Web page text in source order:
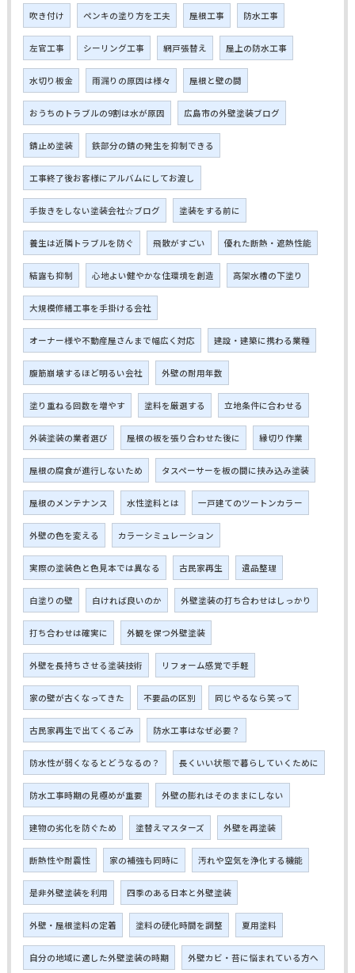
吹き付け ペンキの塗り方を工夫 屋根工事 防水工事
左官工事 シーリング工事 網戸張替え 屋上の防水工事
水切り板金 雨漏りの原因は様々 屋根と壁の間
おうちのトラブルの9割は水が原因 広島市の外壁塗装ブログ
錆止め塗装 鉄部分の錆の発生を抑制できる
工事終了後お客様にアルバムにしてお渡し
手抜きをしない塗装会社☆ブログ 塗装をする前に
養生は近隣トラブルを防ぐ 飛散がすごい 優れた断熱・遮熱性能
結露も抑制 心地よい健やかな住環境を創造 高架水槽の下塗り
大規模修繕工事を手掛ける会社
オーナー様や不動産屋さんまで幅広く対応 建設・建築に携わる業種
腹筋崩壊するほど明るい会社 外壁の耐用年数
塗り重ねる回数を増やす 塗料を厳選する 立地条件に合わせる
外装塗装の業者選び 屋根の板を張り合わせた後に 縁切り作業
屋根の腐食が進行しないため タスペーサーを板の間に挟み込み塗装
屋根のメンテナンス 水性塗料とは 一戸建てのツートンカラー
外壁の色を変える カラーシミュレーション
実際の塗装色と色見本では異なる 古民家再生 遺品整理
白塗りの壁 白ければ良いのか 外壁塗装の打ち合わせはしっかり
打ち合わせは確実に 外観を保つ外壁塗装
外壁を長持ちさせる塗装技術 リフォーム感覚で手軽
家の壁が古くなってきた 不要品の区別 同じやるなら笑って
古民家再生で出てくるごみ 防水工事はなぜ必要？
防水性が弱くなるとどうなるの？ 長くいい状態で暮らしていくために
防水工事時期の見極めが重要 外壁の膨れはそのままにしない
建物の劣化を防ぐため 塗替えマスターズ 外壁を再塗装
断熱性や耐震性 家の補強も同時に 汚れや空気を浄化する機能
是非外壁塗装を利用 四季のある日本と外壁塗装
外壁・屋根塗料の定着 塗料の硬化時間を調整 夏用塗料
自分の地域に適した外壁塗装の時期 外壁カビ・苔に悩まれている方へ